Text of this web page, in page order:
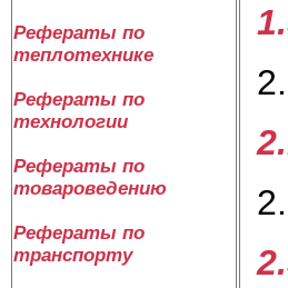
Рефераты по
теплотехнике
Рефераты по
технологии
Рефераты по
товароведению
Рефераты по
транспорту